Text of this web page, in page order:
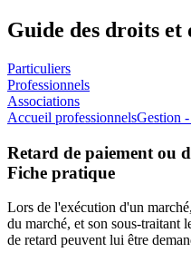
Guide des droits et
Particuliers
Professionnels
Associations
Accueil professionnelsGestion
Retard de paiement ou
Fiche pratique
Lors de l'exécution d'un
du marché, et son sous-traitant
de retard peuvent lui être